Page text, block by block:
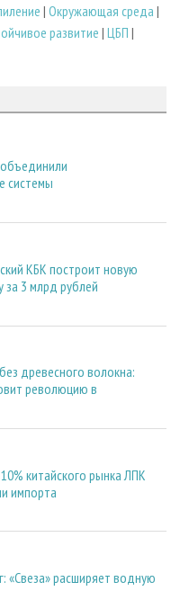
| Окружающая среда |
развитие| ЦБП |
системы
КБК построит новую
3 млрд рублей
древесного волокна:
революцию в
китайского рынка ЛПК
импорта
«Свеза» расширяет водную